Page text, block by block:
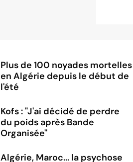
Plus de 100 noyades mortelles
en Algérie depuis le début de
l'été
Kofs : "J'ai décidé de perdre
du poids après Bande
Organisée"
Algérie, Maroc... la psychose